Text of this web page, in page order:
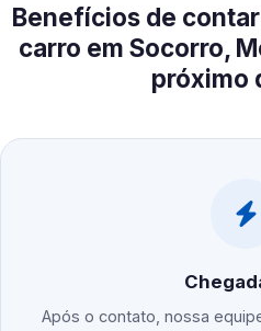
Benefícios de
carro em Socorro,
próximo
Após o contato, nossa